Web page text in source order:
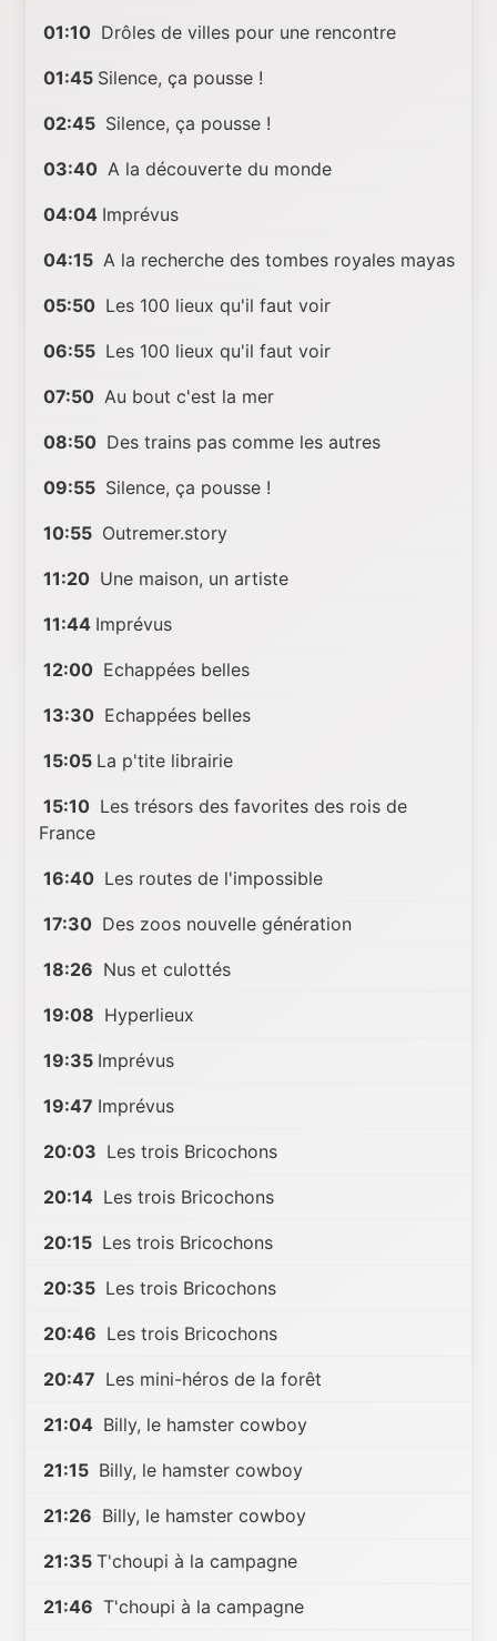
01:10 Drôles de villes pour une rencontre
01:45 Silence, ça pousse !
02:45 Silence, ça pousse !
03:40 A la découverte du monde
04:04 Imprévus
04:15 A la recherche des tombes royales mayas
05:50 Les 100 lieux qu'il faut voir
06:55 Les 100 lieux qu'il faut voir
07:50 Au bout c'est la mer
08:50 Des trains pas comme les autres
09:55 Silence, ça pousse !
10:55 Outremer.story
11:20 Une maison, un artiste
11:44 Imprévus
12:00 Echappées belles
13:30 Echappées belles
15:05 La p'tite librairie
15:10 Les trésors des favorites des rois de
France
16:40 Les routes de l'impossible
17:30 Des zoos nouvelle génération
18:26 Nus et culottés
19:08 Hyperlieux
19:35 Imprévus
19:47 Imprévus
20:03 Les trois Bricochons
20:14 Les trois Bricochons
20:15 Les trois Bricochons
20:35 Les trois Bricochons
20:46 Les trois Bricochons
20:47 Les mini-héros de la forêt
21:04 Billy, le hamster cowboy
21:15 Billy, le hamster cowboy
21:26 Billy, le hamster cowboy
21:35 T'choupi à la campagne
21:46 T'choupi à la campagne